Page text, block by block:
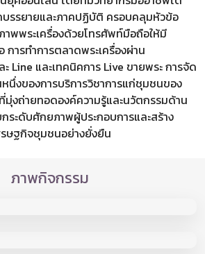
รรยายและภาคปฏิบัติ ครอบคลุมหัวข้อ
พพระเครื่องด้วยโทรศัพท์มือถือให้มี
ารทำการตลาดพระเครื่องผ่าน
Line และเทคนิคการ Live ขายพระ การจัด
นึ่งของการบริการวิชาการแก่ชุมชนของ
มุ่งถ่ายทอดองค์ความรู้และนวัตกรรมด้าน
ะดับศักยภาพผู้ประกอบการและสร้าง
ษฐกิจชุมชนอย่างยั่งยืน
ภาพกิจกรรม